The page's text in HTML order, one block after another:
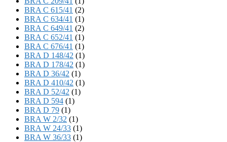
BRA C 615/41 (2)
BRA C 634/41 (1)
BRA C 649/41 (2)
BRA C 652/41 (1)
BRA C 676/41 (1)
BRA D 148/42 (1)
BRA D 178/42 (1)
BRA D 36/42 (1)
BRA D 410/42 (1)
BRA D 52/42 (1)
BRA D 594 (1)
BRA D 79 (1)
BRA W 2/32 (1)
BRA W 24/33 (1)
BRA W 36/33 (1)